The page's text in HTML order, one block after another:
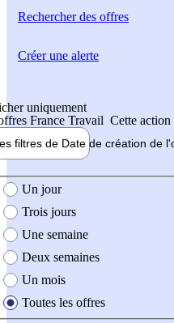
Rechercherdes offres
uniquement
France Travail Cette action
filtres de Date de création de
création de l'offre
Un jour
Trois jours
Une semaine
Deux semaines
Un mois
Toutes les offres
Créer une alerte